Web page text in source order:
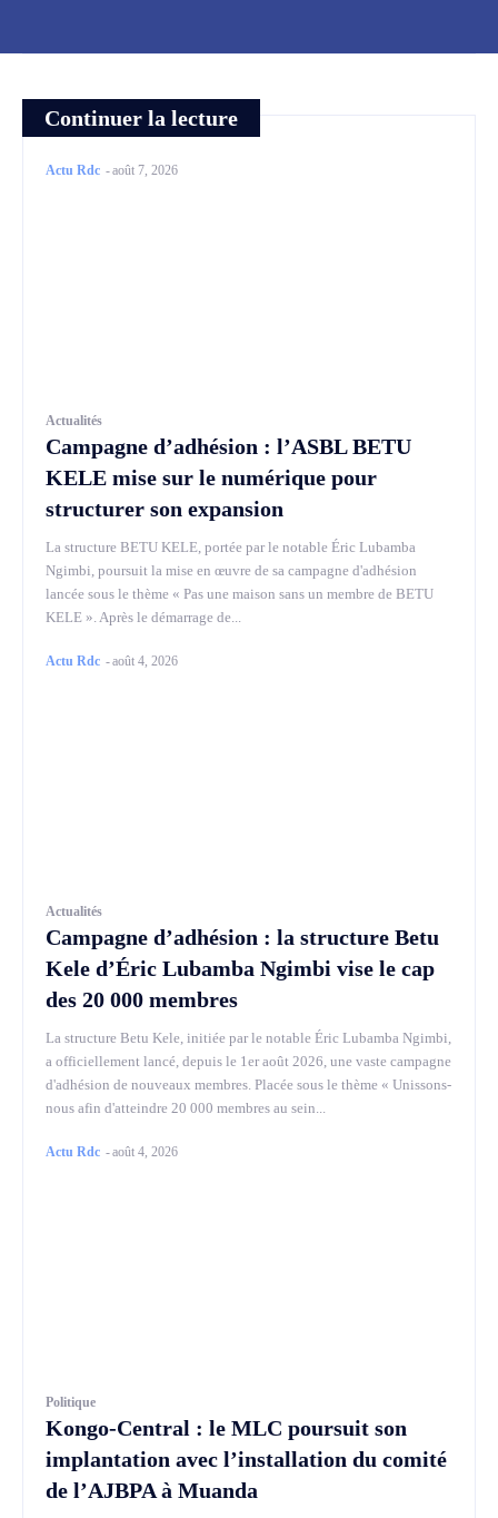
Continuer la lecture
Actu Rdc -août 7, 2026
Actualités
Campagne d’adhésion : l’ASBL BETU
KELE mise sur le numérique pour
structurer son expansion
La structure BETU KELE, portée par le notable Éric Lubamba
Ngimbi, poursuit la mise en œuvre de sa campagne d'adhésion
lancée sous le thème « Pas une maison sans un membre de BETU
KELE ». Après le démarrage de...
Actu Rdc -août 4, 2026
Actualités
Campagne d’adhésion : la structure Betu
Kele d’Éric Lubamba Ngimbi vise le cap
des 20 000 membres
La structure Betu Kele, initiée par le notable Éric Lubamba Ngimbi,
a officiellement lancé, depuis le 1er août 2026, une vaste campagne
d'adhésion de nouveaux membres. Placée sous le thème « Unissons-
nous afin d'atteindre 20 000 membres au sein...
Actu Rdc -août 4, 2026
Politique
Kongo-Central : le MLC poursuit son
implantation avec l’installation du comité
de l’AJBPA à Muanda